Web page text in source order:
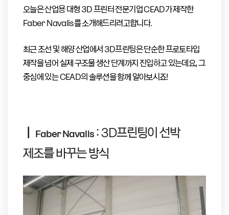
오늘은 산업용 대형 3D 프린터 전문기업 CEAD가 제작한
Faber Navalis를 소개해드리려고합니다.
최근 조선 및 해양 산업에서 3D프린팅은 단순한 프로토타입
제작을 넘어 실제 구조물 생산 단계까지 진입하고 있는데요, 그
중심에 있는 CEAD의 솔루션을 함께 알아보시죠!
Faber Navalis: 3D프린팅이 선박
제조를 바꾸는 방식